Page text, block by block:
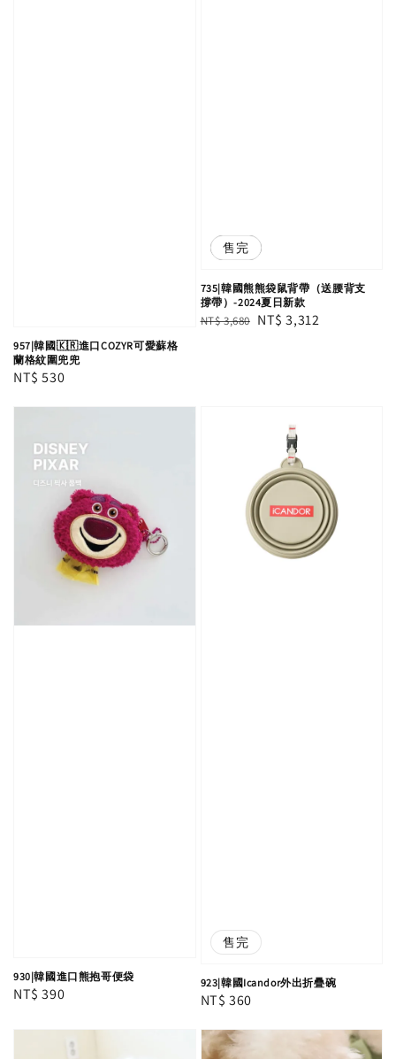
957|韓國🇰🇷進口COZYR可愛蘇格
蘭格紋圍兜兜
Regular
NT$ 530
優惠
售完
735|韓國熊熊袋鼠背帶（送腰背支
撐帶）-2024夏日新款
Regular
NT$ 3,680 Sale
NT$ 3,312
930|韓國進口熊抱哥便袋
Regular
NT$ 390
售完
923|韓國Icandor外出折疊碗
Regular
NT$ 360